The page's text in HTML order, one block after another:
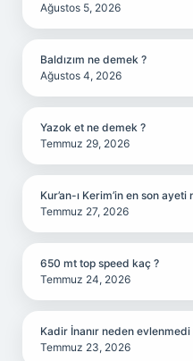
Ağustos 5, 2026
Baldızım ne demek ?
Ağustos 4, 2026
Yazok et ne demek ?
Temmuz 29, 2026
Kur’an-ı Kerim’in en son ayeti
Temmuz 27, 2026
650 mt top speed kaç ?
Temmuz 24, 2026
Kadir İnanır neden evlenmedi
Temmuz 23, 2026